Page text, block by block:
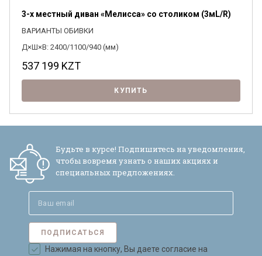
3-х местный диван «Мелисса» со столиком (3мL/R)
ВАРИАНТЫ ОБИВКИ
Д×Ш×В: 2400/1100/940 (мм)
537 199 KZT
КУПИТЬ
Будьте в курсе! Подпишитесь на уведомления,
чтобы вовремя узнать о наших акциях и
специальных предложениях.
ПОДПИСАТЬСЯ
Нажимая на кнопку, Вы даете согласие на